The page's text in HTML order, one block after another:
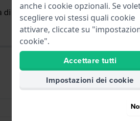
bufalo e foderato con pelle
anche i cookie opzionali. Se
scegliere voi stessi quali cookie
attivare, cliccate su
cookie".
Accettare tutti
Impostazioni dei cookie